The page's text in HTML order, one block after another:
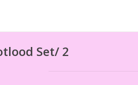
Set/ 2